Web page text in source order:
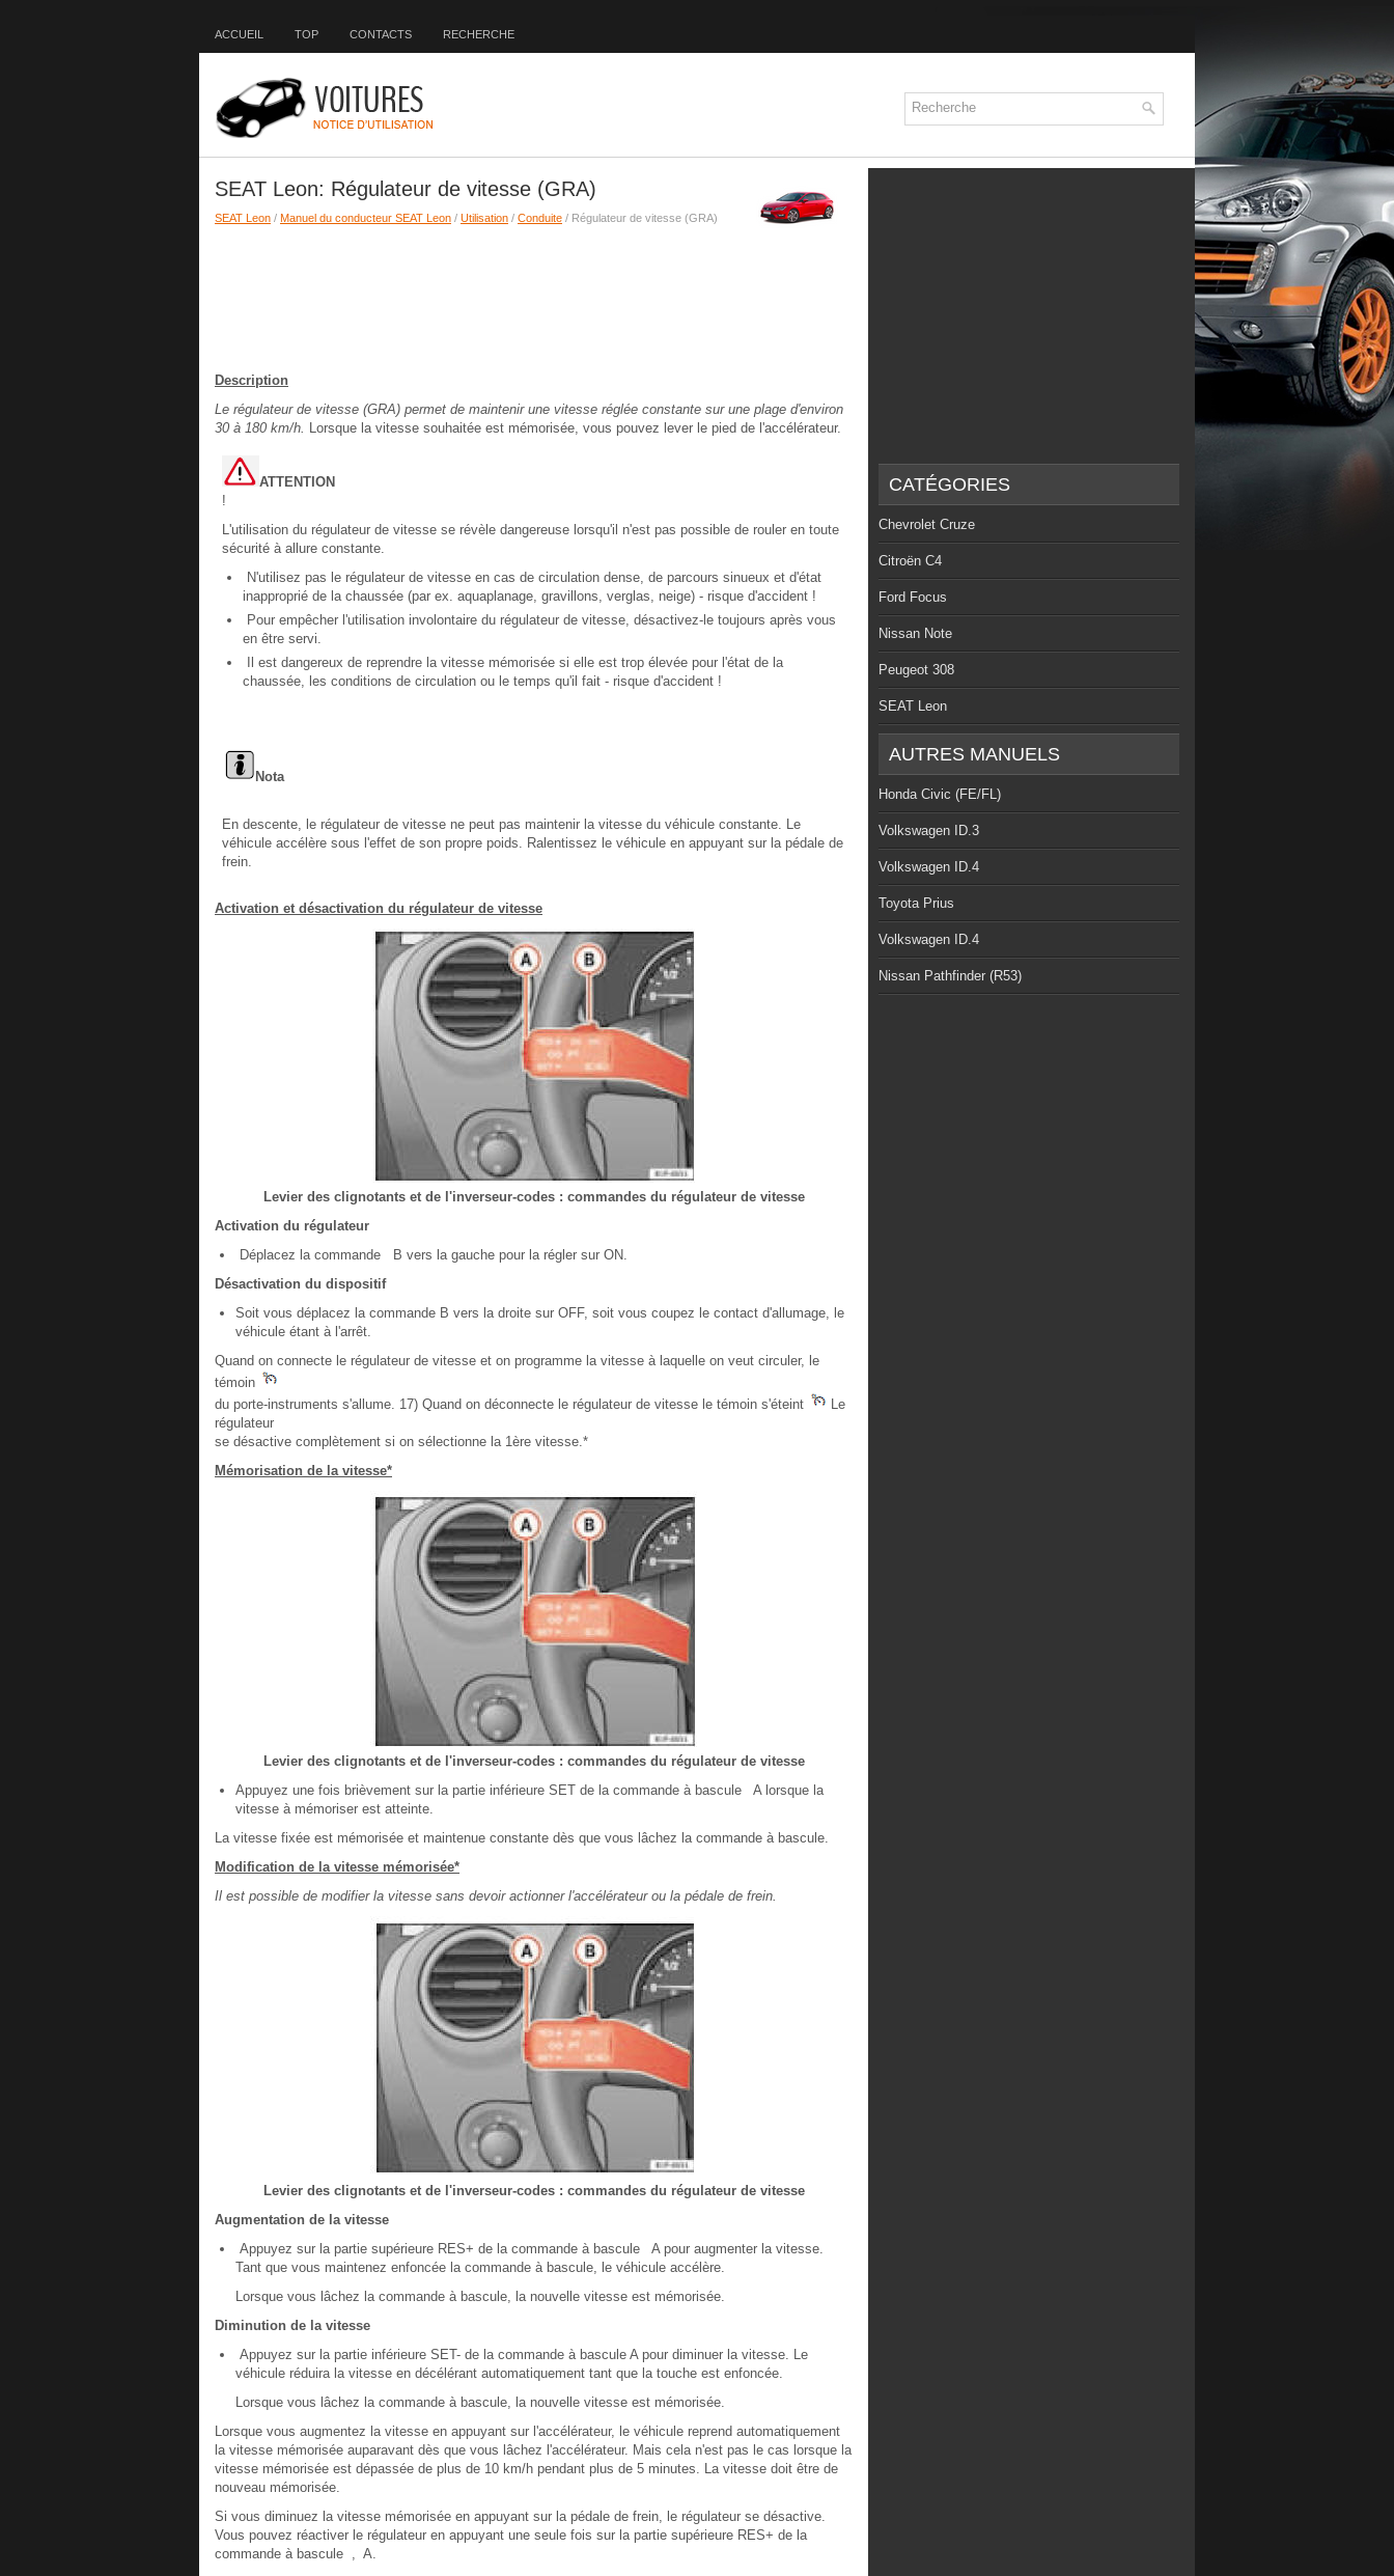
ACCUEIL TOP CONTACTS RECHERCHE
SEAT Leon: Régulateur de vitesse (GRA)
SEAT Leon / Manuel du conducteur SEAT Leon / Utilisation / Conduite / Régulateur de vitesse (GRA)
Description
Le régulateur de vitesse (GRA) permet de maintenir une vitesse réglée constante sur une plage d'environ
30 à 180 km/h. Lorsque la vitesse souhaitée est mémorisée, vous pouvez lever le pied de l'accélérateur.
ATTENTION
!
L'utilisation du régulateur de vitesse se révèle dangereuse lorsqu'il n'est pas possible de rouler en toute
sécurité à allure constante.
N'utilisez pas le régulateur de vitesse en cas de circulation dense, de parcours sinueux et d'état
inapproprié de la chaussée (par ex. aquaplanage, gravillons, verglas, neige) - risque d'accident !
Pour empêcher l'utilisation involontaire du régulateur de vitesse, désactivez-le toujours après vous
en être servi.
Il est dangereux de reprendre la vitesse mémorisée si elle est trop élevée pour l'état de la
chaussée, les conditions de circulation ou le temps qu'il fait - risque d'accident !
Nota
En descente, le régulateur de vitesse ne peut pas maintenir la vitesse du véhicule constante. Le
véhicule accélère sous l'effet de son propre poids. Ralentissez le véhicule en appuyant sur la pédale de
frein.
Activation et désactivation du régulateur de vitesse
Levier des clignotants et de l'inverseur-codes : commandes du régulateur de vitesse
Activation du régulateur
Déplacez la commande B vers la gauche pour la régler sur ON.
Désactivation du dispositif
Soit vous déplacez la commande B vers la droite sur OFF, soit vous coupez le contact d'allumage, le
véhicule étant à l'arrêt.
Quand on connecte le régulateur de vitesse et on programme la vitesse à laquelle on veut circuler, le
témoin
du porte-instruments s'allume. 17) Quand on déconnecte le régulateur de vitesse le témoin s'éteint
Le
régulateur
se désactive complètement si on sélectionne la 1ère vitesse.*
Mémorisation de la vitesse*
Levier des clignotants et de l'inverseur-codes : commandes du régulateur de vitesse
Appuyez une fois brièvement sur la partie inférieure SET de la commande à bascule A lorsque la
vitesse à mémoriser est atteinte.
La vitesse fixée est mémorisée et maintenue constante dès que vous lâchez la commande à bascule.
Modification de la vitesse mémorisée*
Il est possible de modifier la vitesse sans devoir actionner l'accélérateur ou la pédale de frein.
Levier des clignotants et de l'inverseur-codes : commandes du régulateur de vitesse
Augmentation de la vitesse
Appuyez sur la partie supérieure RES+ de la commande à bascule A pour augmenter la vitesse.
Tant que vous maintenez enfoncée la commande à bascule, le véhicule accélère.
Lorsque vous lâchez la commande à bascule, la nouvelle vitesse est mémorisée.
Diminution de la vitesse
Appuyez sur la partie inférieure SET- de la commande à bascule A pour diminuer la vitesse. Le
véhicule réduira la vitesse en décélérant automatiquement tant que la touche est enfoncée.
Lorsque vous lâchez la commande à bascule, la nouvelle vitesse est mémorisée.
Lorsque vous augmentez la vitesse en appuyant sur l'accélérateur, le véhicule reprend automatiquement
la vitesse mémorisée auparavant dès que vous lâchez l'accélérateur. Mais cela n'est pas le cas lorsque la
vitesse mémorisée est dépassée de plus de 10 km/h pendant plus de 5 minutes. La vitesse doit être de
nouveau mémorisée.
Si vous diminuez la vitesse mémorisée en appuyant sur la pédale de frein, le régulateur se désactive.
Vous pouvez réactiver le régulateur en appuyant une seule fois sur la partie supérieure RES+ de la
commande à bascule , A.
CATÉGORIES
Chevrolet Cruze
Citroën C4
Ford Focus
Nissan Note
Peugeot 308
SEAT Leon
AUTRES MANUELS
Honda Civic (FE/FL)
Volkswagen ID.3
Volkswagen ID.4
Toyota Prius
Volkswagen ID.4
Nissan Pathfinder (R53)